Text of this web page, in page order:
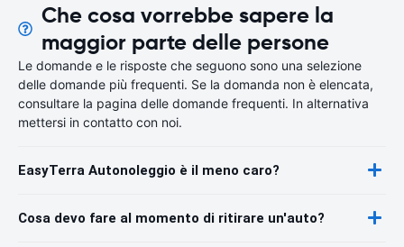
Che cosa vorrebbe sapere la
maggior parte delle persone
Le domande e le risposte che seguono sono una selezione
delle domande più frequenti. Se la domanda non è elencata,
consultare la pagina delle domande frequenti. In alternativa
mettersi in contatto con noi.
EasyTerra Autonoleggio è il meno caro?
Cosa devo fare al momento di ritirare un'auto?